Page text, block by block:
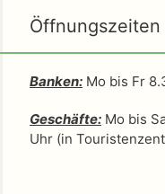
Öffnungszeiten
Banken: Mo bis Fr
Geschäfte: Mo bis
Uhr (in